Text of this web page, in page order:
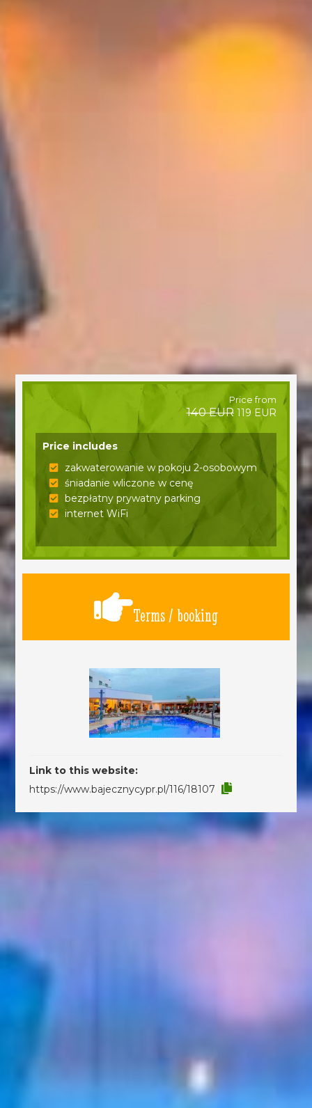
Price from
140 EUR119 EUR
Price includes
zakwaterowanie w pokoju 2-osobowym
śniadanie wliczone w cenę
bezpłatny prywatny parking
internet WiFi
Terms / booking
Link to this website:
https://www.bajecznycypr.pl/116/18107